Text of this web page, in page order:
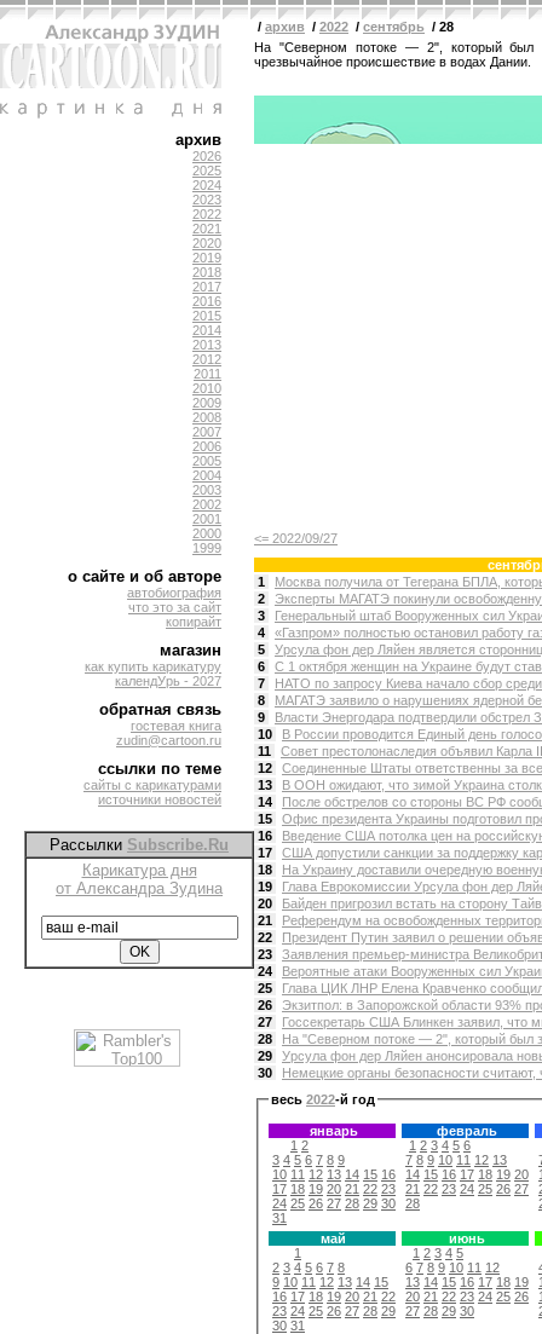
архив
2026
2025
2024
2023
2022
2021
2020
2019
2018
2017
2016
2015
2014
2013
2012
2011
2010
2009
2008
2007
2006
2005
2004
2003
2002
2001
2000
1999
о сайте и об авторе
автобиография
что это за сайт
копирайт
магазин
как купить карикатуру
календУрь - 2027
обратная связь
гостевая книга
zudin@cartoon.ru
ссылки по теме
сайты с карикатурами
источники новостей
Рассылки Subscribe.Ru
Карикатура дня
от Александра Зудина
/ архив / 2022 / сентябрь / 28
На "Северном потоке — 2", который был
чрезвычайное происшествие в водах Дании.
<= 2022/09/27
1
Москва получила от Тегерана БПЛА,
2
Эксперты МАГАТЭ покинули
3
Генеральный штаб Вооруженных сил
4
«Газпром» полностью остановил работу
5
Урсула фон дер Ляйен является
6
С 1 октября женщин на Украине будут
7
НАТО по запросу Киева начало сбор
8
МАГАТЭ заявило о нарушениях ядерной
9
Власти Энергодара подтвердили
10
В России проводится Единый день
11
Совет престолонаследия объявил Карла
12
Соединенные Штаты ответственны за
13
В ООН ожидают, что зимой Украина
14
После обстрелов со стороны ВС РФ
15
Офис президента Украины подготовил
16
Введение США потолка цен на
17
США допустили санкции за поддержку
18
На Украину доставили очередную
19
Глава Еврокомиссии Урсула фон дер
20
Байден пригрозил встать на сторону
21
Референдум на освобожденных
22
Президент Путин заявил о решении
23
Заявления премьер-министра
24
Вероятные атаки Вооруженных сил
25
Глава ЦИК ЛНР Елена Кравченко
26
Экзитпол: в Запорожской области 93%
27
Госсекретарь США Блинкен заявил, что
28
На "Северном потоке — 2", который был
29
Урсула фон дер Ляйен анонсировала
30
Немецкие органы безопасности считают,
весь 2022-й год
январь
1 2
3 4 5 6 7 8 9
10 11 12 13 14 15 16
17 18 19 20 21 22 23
24 25 26 27 28 29 30
31
февраль
1 2 3 4 5 6
7 8 9 10 11 12 13
14 15 16 17 18 19 20
21 22 23 24 25 26 27
28
май
1
2 3 4 5 6 7 8
9 10 11 12 13 14 15
16 17 18 19 20 21 22
23 24 25 26 27 28 29
30 31
июнь
1 2 3 4 5
6 7 8 9 10 11 12
13 14 15 16 17 18 19
20 21 22 23 24 25 26
27 28 29 30